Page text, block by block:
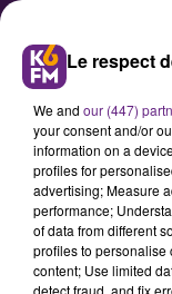
le groupe
Le respect
We and our (447)
your consent and/or
information on a
profiles for
advertising; Measure
performance;
of data from different
profiles to personalise
content; Use limited
detect fraud, and fix